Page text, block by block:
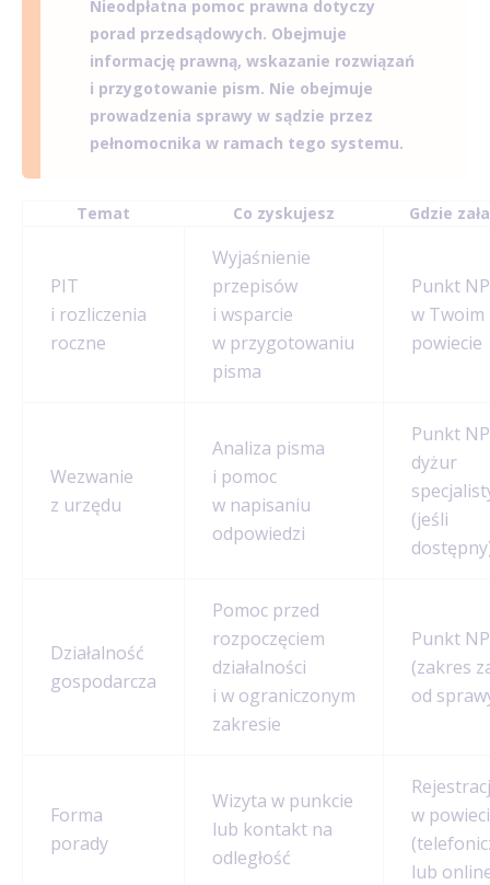
Nieodpłatna pomoc prawna dotyczy
porad przedsądowych. Obejmuje
informację prawną, wskazanie rozwiązań
i przygotowanie pism. Nie obejmuje
prowadzenia sprawy w sądzie przez
pełnomocnika w ramach tego systemu.
Temat Co zyskujesz Gdzie
PIT
i rozliczenia
roczne
Wyjaśnienie
przepisów
i wsparcie
w przygotowaniu
pisma
Punkt
w Twoim
powiecie
Wezwanie
z urzędu
Analiza pisma
i pomoc
w napisaniu
odpowiedzi
Punkt
dyżur
(jeśli
Działalność
gospodarcza
Pomoc przed
rozpoczęciem
działalności
i w ograniczonym
zakresie
Punkt
(zakres
od
Forma
porady
Wizyta w punkcie
lub kontakt na
odległość
w
lub